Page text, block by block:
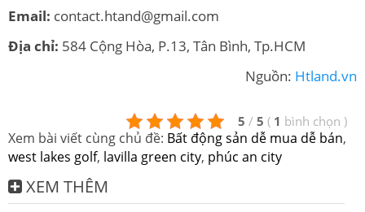
Email: contact.htand@gmail.com
Địa chỉ: 584 Cộng Hòa, P.13, Tân Bình, Tp.HCM
Nguồn: Htland.vn
5 / 5 ( 1 bình chọn )
Xem bài viết cùng chủ đề: Bất động sản dễ mua dễ bán,
west lakes golf, lavilla green city, phúc an city
XEM THÊM